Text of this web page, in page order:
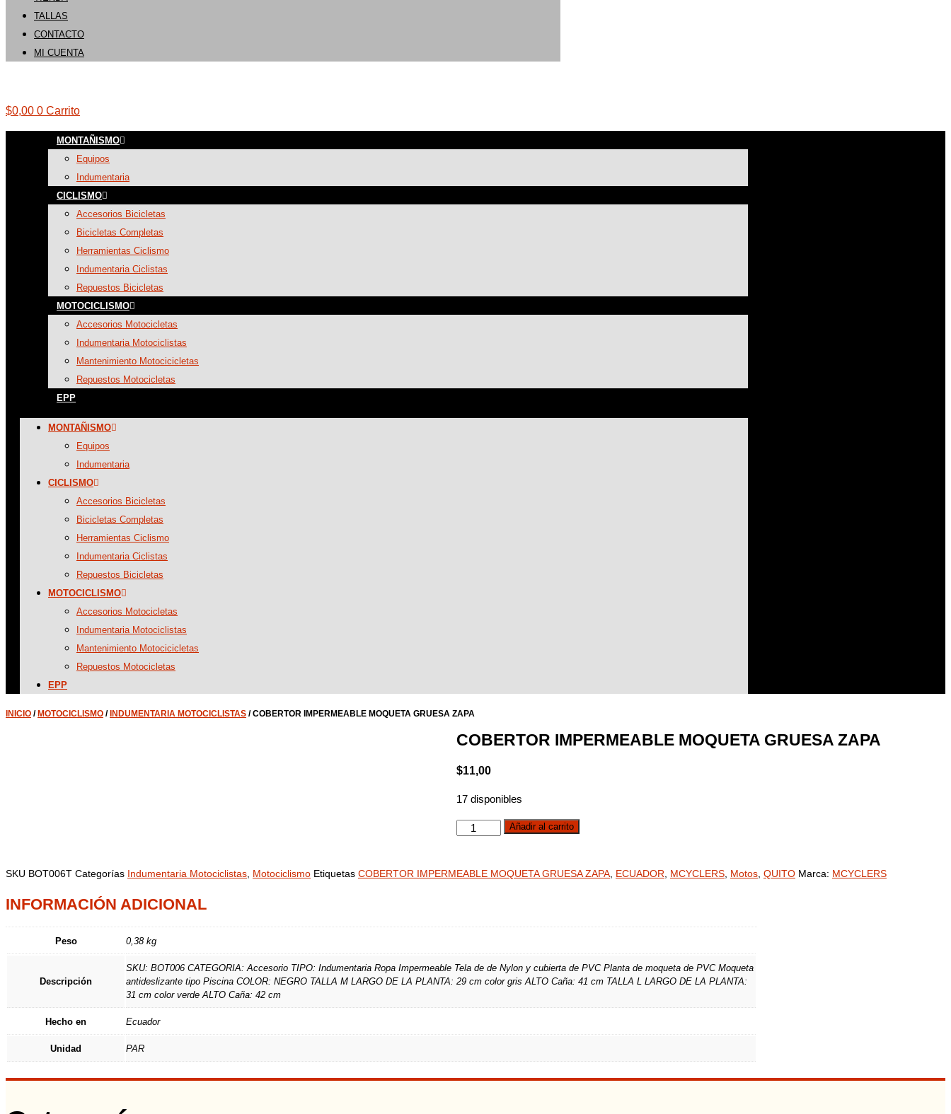
TALLAS
CONTACTO
MI CUENTA
$0,00 0 Carrito
MONTAÑISMO
Equipos
Indumentaria
CICLISMO
Accesorios Bicicletas
Bicicletas Completas
Herramientas Ciclismo
Indumentaria Ciclistas
Repuestos Bicicletas
MOTOCICLISMO
Accesorios Motocicletas
Indumentaria Motociclistas
Mantenimiento Motocicicletas
Repuestos Motocicletas
EPP
MONTAÑISMO
Equipos
Indumentaria
CICLISMO
Accesorios Bicicletas
Bicicletas Completas
Herramientas Ciclismo
Indumentaria Ciclistas
Repuestos Bicicletas
MOTOCICLISMO
Accesorios Motocicletas
Indumentaria Motociclistas
Mantenimiento Motocicicletas
Repuestos Motocicletas
EPP
INICIO / MOTOCICLISMO / INDUMENTARIA MOTOCICLISTAS / COBERTOR IMPERMEABLE MOQUETA GRUESA ZAPA
COBERTOR IMPERMEABLE MOQUETA GRUESA ZAPA
$11,00
17 disponibles
COBERTOR
GRUESA
Añadir al carrito
SKU BOT006T Categorías Indumentaria Motociclistas Motociclismo Etiquetas COBERTOR IMPERMEABLE MOQUETA GRUESA ZAPA ECUADOR MCYCLERS Motos QUITO Marca: MCYCLERS
INFORMACIÓN ADICIONAL
Peso 0,38 kg
Descripción
SKU: BOT006 CATEGORIA: Accesorio TIPO: Indumentaria Ropa Impermeable Tela de de Nylon y cubierta de PVC Planta de moqueta de PVC Moqueta
antideslizante tipo Piscina COLOR: NEGRO TALLA M LARGO DE LA PLANTA: 29 cm color gris ALTO Caña: 41 cm TALLA L LARGO DE LA PLANTA:
31 cm color verde ALTO Caña: 42 cm
Hecho en Ecuador
Unidad PAR